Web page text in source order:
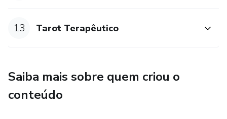
13 Tarot Terapêutico
Saiba mais sobre quem criou o
conteúdo